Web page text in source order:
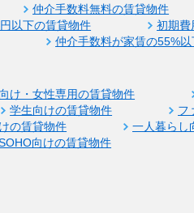
仲介手数料無料の賃貸物件
以下の賃貸物件 初期費
仲介手数料が家賃の55%
け・女性専用の賃貸物件
学生向けの賃貸物件 フ
の賃貸物件
一人暮らし
向けの賃貸物件